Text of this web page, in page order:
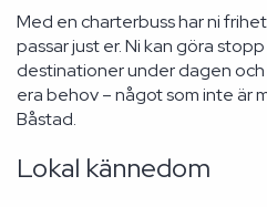
Med en charterbuss har ni
passar just er. Ni kan göra
destinationer under dagen
era behov – något som inte är
Båstad.
Lokal kännedom